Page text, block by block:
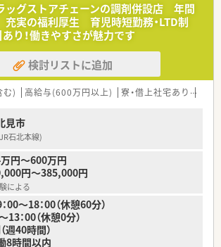
ラッグストアチェーンの調剤併設店 年間
実の福利厚生 育児時短勤務・LTD制
り！働きやすさが魅力です
検討リストに追加
む) 高給与(600万円以上) 寮・借上社宅あり
見市
石北本線)
円～600万円
円～385,000円
による
00～18：00（休憩60分）
13：00（休憩0分）
週40時間）
8時間以内